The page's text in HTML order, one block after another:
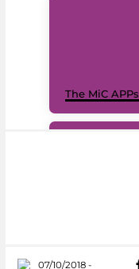
The MiC APPs